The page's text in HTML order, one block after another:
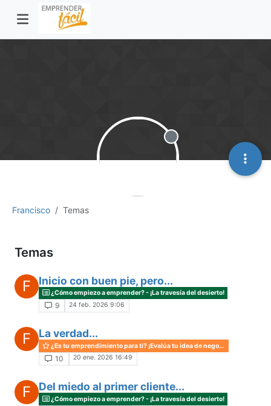
Francisco Temas
Desconectado
Temas
F Inicio con buen pie, pero...
¿Cómo empiezo a emprender? - ¡La travesía del desierto!
9 24 feb. 2026 9:06
F La verdad...
¿Es tu emprendimiento para ti? ¡Evalúa tu idea de negocio!
10 20 ene. 2026 16:49
F Del miedo al primer cliente...
¿Cómo empiezo a emprender? - ¡La travesía del desierto!